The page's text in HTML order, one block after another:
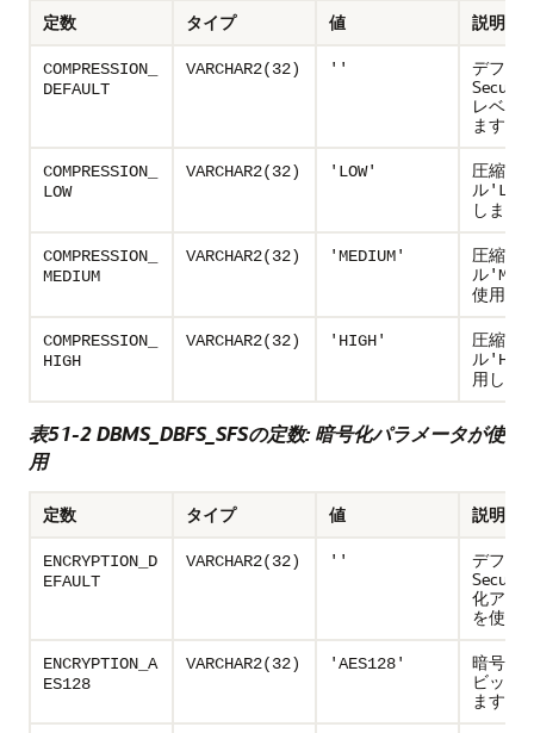
定数 タイプ 値 説明
COMPRESSION_
DEFAULT
VARCHAR2(32) ''
デフォ
レベル
ます。
COMPRESSION_
LOW
VARCHAR2(32) 'LOW'
圧縮レ
ル
します
COMPRESSION_
MEDIUM
VARCHAR2(32) 'MEDIUM'
圧縮レ
ル
使用し
COMPRESSION_
HIGH
VARCHAR2(32) 'HIGH'
圧縮レ
ル
用しま
表51-2 DBMS_DBFS_SFSの定数: 暗号化パラメータが使
用
定数 タイプ 値 説明
ENCRYPTION_D
EFAULT
VARCHAR2(32) ''
デフォ
化アル
を使用
ENCRYPTION_A
ES128
VARCHAR2(32) 'AES128'
暗号化
ビット
ます。